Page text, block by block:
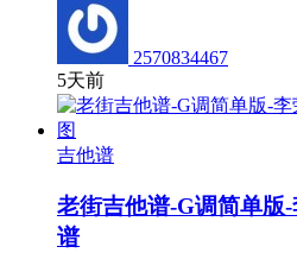
2570834467
5天前
吉他谱
老街吉他谱-G调简单版
谱